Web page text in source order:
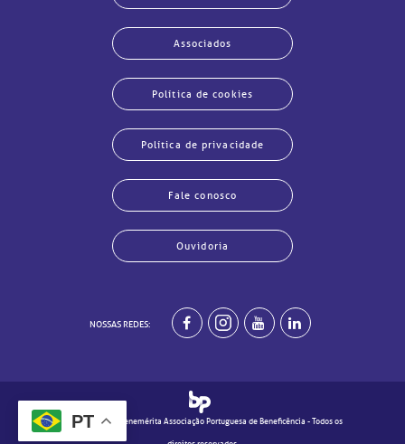
Associados
Política de cookies
Política de privacidade
Fale conosco
Ouvidoria
NOSSAS REDES:
© 2020 - Real e Benemérita Associação Portuguesa de Beneficência - Todos os
PT